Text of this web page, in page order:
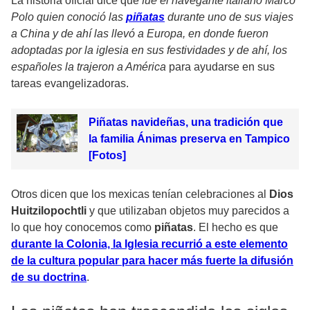
Polo quien conoció las piñatas durante uno de sus viajes
a China y de ahí las llevó a Europa, en donde fueron
adoptadas por la iglesia en sus festividades y de ahí, los
españoles la trajeron a América para ayudarse en sus
tareas evangelizadoras.
Piñatas navideñas, una tradición que
la familia Ánimas preserva en Tampico
[Fotos]
Otros dicen que los mexicas tenían celebraciones al
Dios
Huitzilopochtli y que utilizaban objetos muy parecidos a
lo que hoy conocemos como piñatas. El hecho es que
durante la Colonia, la Iglesia recurrió a este elemento
de la cultura popular para hacer más fuerte la difusión
de su doctrina.